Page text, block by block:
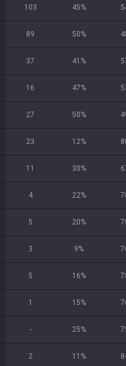
103 45%
89 50%
37 41 %
16 47%
27 50%
23 12%
11 30%
4 22%
5 20%
3 9%
5 16%
1 15%
- 25%
2 11 %